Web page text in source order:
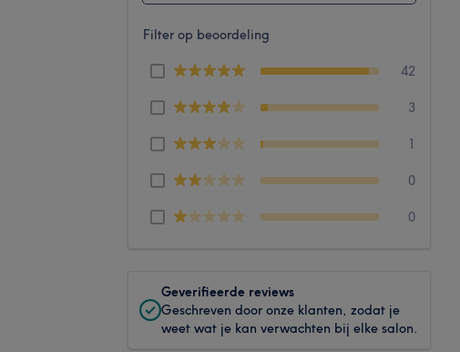
Filter op beoordeling
42
3
1
0
0
Geverifieerde reviews
Geschreven door onze klanten, zodat je
weet wat je kan verwachten bij elke salon.